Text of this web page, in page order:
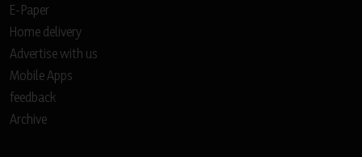
E-Paper
Home delivery
Advertise with us
Mobile Apps
feedback
Archive